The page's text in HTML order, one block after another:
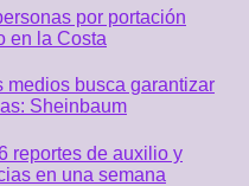
por portación
en la Costa
medios busca garantizar
Sheinbaum
reportes de auxilio y
en una semana